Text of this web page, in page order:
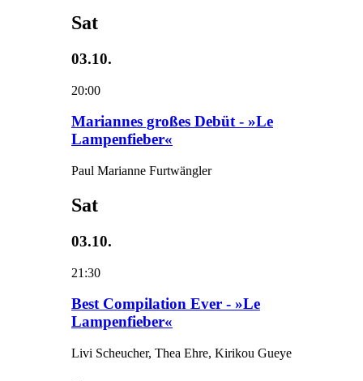
Sat
03.10.
20:00
Mariannes großes Debüt - »Le
Lampenfieber«
Paul Marianne Furtwängler
Sat
03.10.
21:30
Best Compilation Ever - »Le
Lampenfieber«
Livi Scheucher, Thea Ehre, Kirikou Gueye